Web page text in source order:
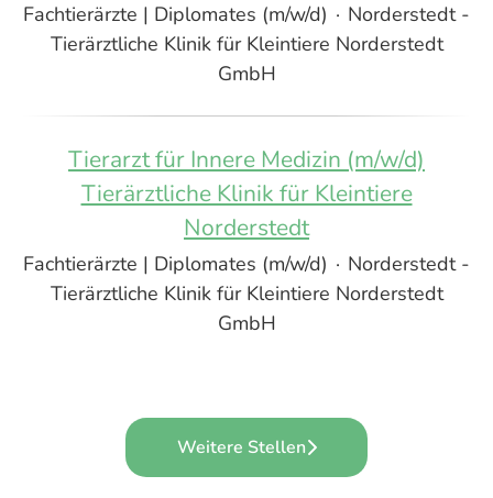
Fachtierärzte | Diplomates (m/w/d) · Norderstedt -
Tierärztliche Klinik für Kleintiere Norderstedt
GmbH
Tierarzt für Innere Medizin (m/w/d)
Tierärztliche Klinik für Kleintiere
Norderstedt
Fachtierärzte | Diplomates (m/w/d) · Norderstedt -
Tierärztliche Klinik für Kleintiere Norderstedt
GmbH
Weitere Stellen